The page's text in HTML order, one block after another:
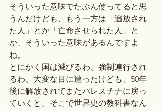
そういった意味でたぶん使ってると思
うんだけども、もう一方は「追放され
た人」とか「亡命させられた人」と
か、そういった意味があるんですよ
ね。
とにかく国は滅びるわ、強制連行され
るわ、大変な目に遭ったけども、50年
後に解放されてまたパレスチナに戻っ
ていくと。そこで世界史の教科書なん